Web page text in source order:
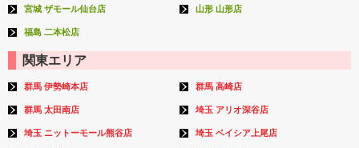
宮城 ザモール仙台店 山形 山形店
福島 二本松店
関東エリア
群馬 伊勢崎本店 群馬 高崎店
群馬 太田南店 埼玉 アリオ深谷店
埼玉 ニットーモール熊谷店 埼玉 ベイシア上尾店